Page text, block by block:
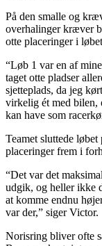
På den smalle og
overhalinger kræver
otte placeringer i
“Løb 1 var en af
taget otte pladser
sjetteplads, da jeg
virkelig ét med bilen,
kan have som
Teamet sluttede
placeringer frem i
“Det var det
udgik, og heller ikke
at komme endnu
var der,” siger Victor.
Norisring bliver ofte